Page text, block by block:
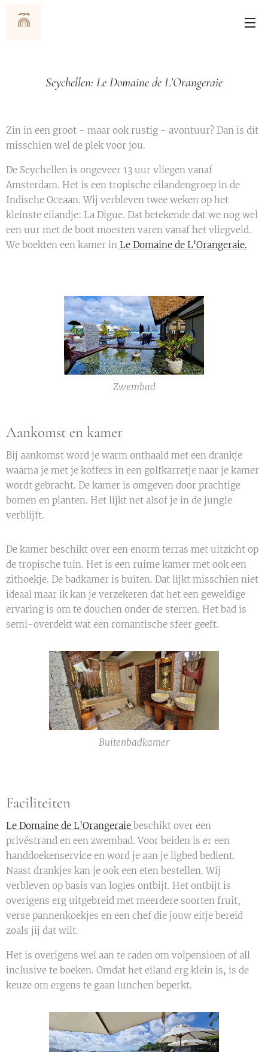
Seychellen: Le Domaine de L’Orangeraie
Zin in een groot - maar ook rustig - avontuur? Dan is dit
misschien wel de plek voor jou.
De Seychellen is ongeveer 13 uur vliegen vanaf
Amsterdam. Het is een tropische eilandengroep in de
Indische Oceaan. Wij verbleven twee weken op het
kleinste eilandje: La Digue. Dat betekende dat we nog wel
een uur met de boot moesten varen vanaf het vliegveld.
We boekten een kamer in Le Domaine de L'Orangeraie.
Zwembad
Aankomst en kamer
Bij aankomst word je warm onthaald met een drankje
waarna je met je koffers in een golfkarretje naar je kamer
wordt gebracht. De kamer is omgeven door prachtige
bomen en planten. Het lijkt net alsof je in de jungle
verblijft.
De kamer beschikt over een enorm terras met uitzicht op
de tropische tuin. Het is een ruime kamer met ook een
zithoekje. De badkamer is buiten. Dat lijkt misschien niet
ideaal maar ik kan je verzekeren dat het een geweldige
ervaring is om te douchen onder de sterren. Het bad is
semi-overdekt wat een romantische sfeer geeft.
Buitenbadkamer
Faciliteiten
Le Domaine de L'Orangeraie beschikt over een
privéstrand en een zwembad. Voor beiden is er een
handdoekenservice en word je aan je ligbed bedient.
Naast drankjes kan je ook een eten bestellen. Wij
verbleven op basis van logies ontbijt. Het ontbijt is
overigens erg uitgebreid met meerdere soorten fruit,
verse pannenkoekjes en een chef die jouw eitje bereid
zoals jij dat wilt.
Het is overigens wel aan te raden om volpensioen of all
inclusive te boeken. Omdat het eiland erg klein is, is de
keuze om ergens te gaan lunchen beperkt.